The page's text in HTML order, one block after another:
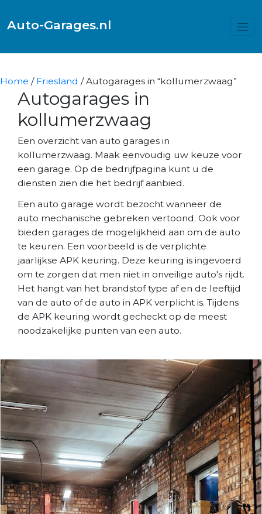
Auto-Garages.nl
Home / Friesland / Autogarages in “kollumerzwaag”
Autogarages in
kollumerzwaag
Een overzicht van auto garages in
kollumerzwaag. Maak eenvoudig uw keuze voor
een garage. Op de bedrijfpagina kunt u de
diensten zien die het bedrijf aanbied.
Een auto garage wordt bezocht wanneer de
auto mechanische gebreken vertoond. Ook voor
bieden garages de mogelijkheid aan om de auto
te keuren. Een voorbeeld is de verplichte
jaarlijkse APK keuring. Deze keuring is ingevoerd
om te zorgen dat men niet in onveilige auto's rijdt.
Het hangt van het brandstof type af en de leeftijd
van de auto of de auto in APK verplicht is. Tijdens
de APK keuring wordt gecheckt op de meest
noodzakelijke punten van een auto.